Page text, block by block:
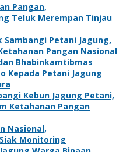
Pangan,
Teluk Merempan Tinjau
Sambangi Petani Jagung,
Pangan Nasional
Bhabinkamtibmas
Kepada Petani Jagung
Kebun Jagung Petani,
Ketahanan Pangan
Nasional,
Monitoring